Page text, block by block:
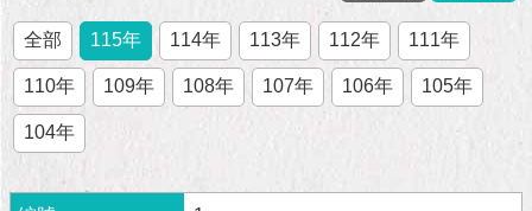
團
隊
市
政
公
全部 115年 114年 113年 112年 111年
110年 109年 108年 107年 106年 105年
104年